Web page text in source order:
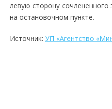
левую сторону сочлененного
на остановочном пункте.
Источник: УП «Агентство